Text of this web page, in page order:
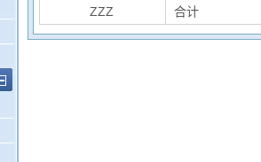
ZZZ
合计